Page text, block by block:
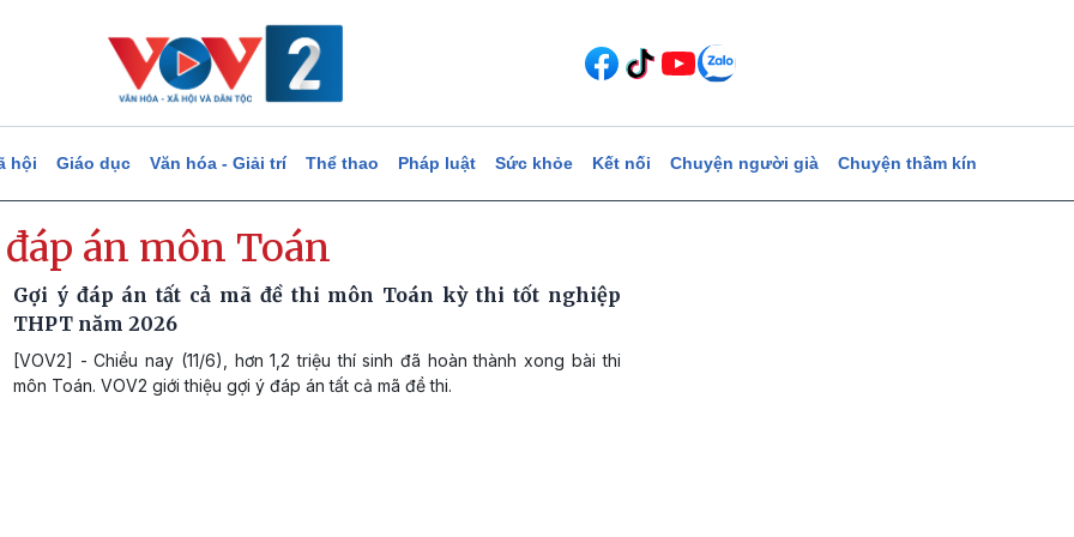
hội Giáo dục Văn hóa - Giải trí Thể thao Pháp luật Sức khỏe Kết nối Chuyện người già Chuyện thầm kín
án môn Toán
Gợi ý đáp án tất cả mã đề thi môn Toán kỳ thi tốt nghiệp
THPT năm 2026
[VOV2] - Chiều nay (11/6), hơn 1,2 triệu thí sinh đã hoàn thành xong bài thi
môn Toán. VOV2 giới thiệu gợi ý đáp án tất cả mã đề thi.